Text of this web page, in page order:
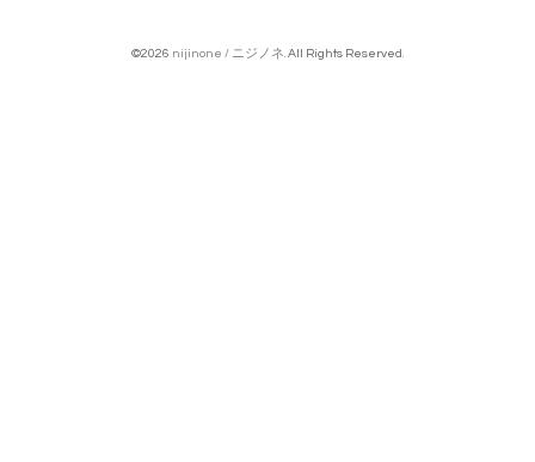
©2026 nijinone / ニジノネ. All Rights Reserved.